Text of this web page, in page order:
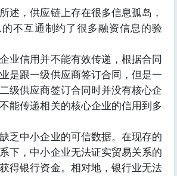
述，供应链上存在很多信息孤岛，
不互通制约了很多融资信息的验
业信用并不能有效传递，根据合同
是跟一级供应商签订合同，但是一
级供应商签订合同时并没有核心企
能传递相关的核心企业的信用到多
乏中小企业的可信数据。在现存的
下，中小企业无法证实贸易关系的
得银行资金。相对地，银行业无法